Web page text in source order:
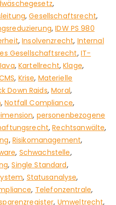
,
,Gesellschaftsrecht,
,IDW PS 980
,Insolvenzrecht, Internal
Gesellschaftsrecht, IT-
,Kartellrecht,Klage,
, Krise, Materielle
Down Raids,Moral,
,Notfall Compliance,
, personenbezogene
,Rechtsanwälte,
, Risikomanagement,
, Schwachstelle,
,Single Standard,
, Statusanalyse,
, Telefonzentrale,
, Umweltrecht,